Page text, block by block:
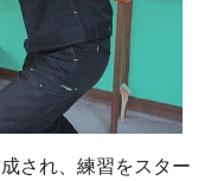
され、練習をスター